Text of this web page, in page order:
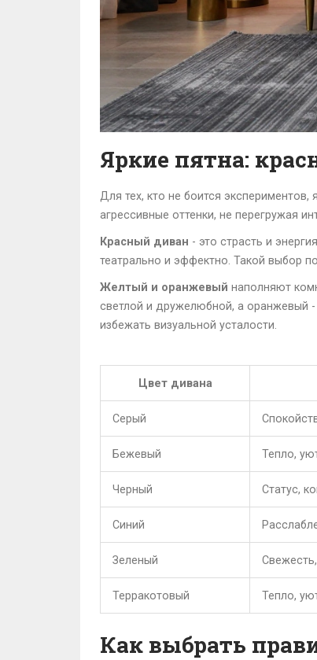
Яркие пятна:
Для тех, кто не боится
агрессивные оттенки, не перегружая
Красный диван - это страсть и
театрально и эффектно. Такой выбор
Желтый и оранжевый наполняют
светлой и дружелюбной, а оранжевый
избежать визуальной усталости.
Цвет дивана
Серый
Бежевый Тепло,
Черный Статус,
Синий
Зеленый
Терракотовый Тепло,
Как выбрать